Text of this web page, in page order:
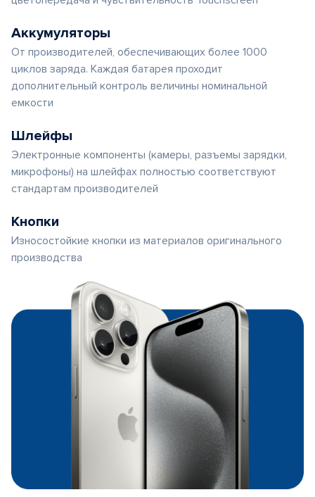
Аккумуляторы
От производителей, обеспечивающих более 1000
циклов заряда. Каждая батарея проходит
дополнительный контроль величины номинальной
емкости
Шлейфы
Электронные компоненты (камеры, разъемы зарядки,
микрофоны) на шлейфах полностью соответствуют
стандартам производителей
Кнопки
Износостойкие кнопки из материалов оригинального
производства